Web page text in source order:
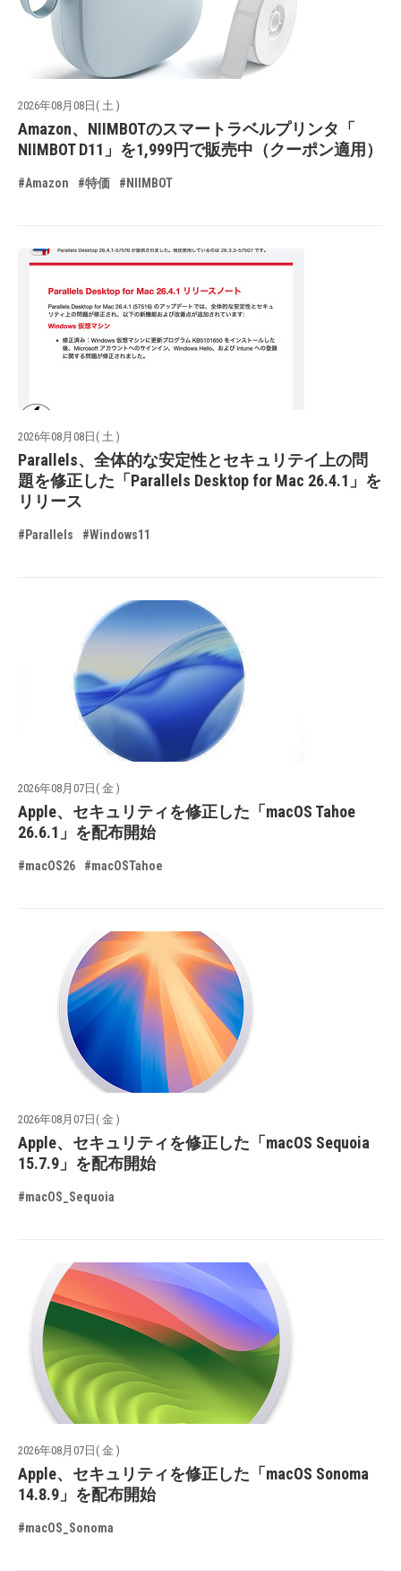
2026年08月08日( 土 )
Amazon、NIIMBOTのスマートラベルプリンタ「
NIIMBOT D11」を1,999円で販売中（クーポン適用）
#Amazon #特価 #NIIMBOT
2026年08月08日( 土 )
Parallels、全体的な安定性とセキュリテイ上の問
題を修正した「Parallels Desktop for Mac 26.4.1」を
リリース
#Parallels #Windows11
2026年08月07日( 金 )
Apple、セキュリティを修正した「macOS Tahoe
26.6.1」を配布開始
#macOS26 #macOSTahoe
2026年08月07日( 金 )
Apple、セキュリティを修正した「macOS Sequoia
15.7.9」を配布開始
#macOS_Sequoia
2026年08月07日( 金 )
Apple、セキュリティを修正した「macOS Sonoma
14.8.9」を配布開始
#macOS_Sonoma